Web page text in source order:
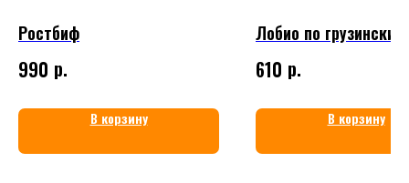
Ростбиф
990 р.
В корзину
Лобио по грузински
610 р.
В корзину